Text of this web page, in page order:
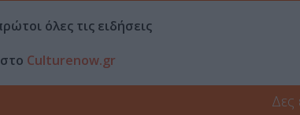
όλες τις ειδήσεις
Culturenow.gr
Δες